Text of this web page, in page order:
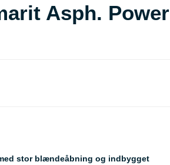
Asph. Power
stor blændeåbning og indbygget